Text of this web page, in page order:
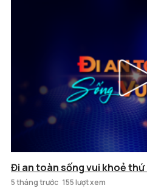
Đi an toàn sống vui khoẻ
5 tháng trước 155 lượt xem